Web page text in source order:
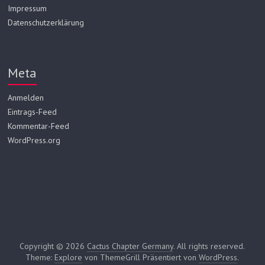
Impressum
Datenschutzerklärung
Meta
Anmelden
Eintrags-Feed
Kommentar-Feed
WordPress.org
Copyright © 2026 Cactus Chapter Germany. All rights reserved.
Theme: Explore von ThemeGrill Präsentiert vonWordPress.